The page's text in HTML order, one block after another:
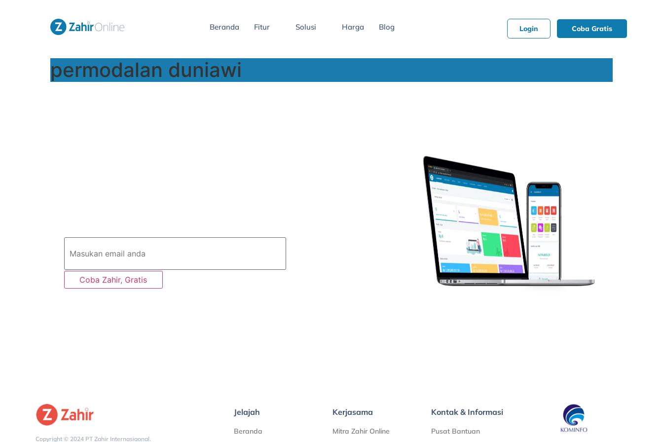
Beranda Fitur Solusi Harga Blog Login Coba Gratis
permodalan duniawi
Coba Zahir, Gratis
Copyright © 2024 PT Zahir Internasiaonal.
Jelajah
Beranda
Kerjasama
Mitra Zahir Online
Kontak & Informasi
Pusat Bantuan